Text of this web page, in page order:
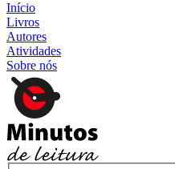
Início
Livros
Autores
Atividades
Sobre nós